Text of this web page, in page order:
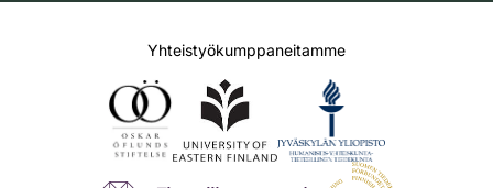
Yhteistyökumppaneitamme